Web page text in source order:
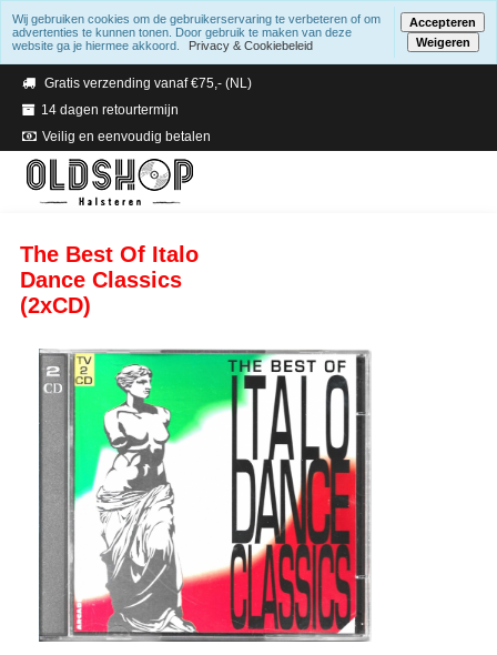
Verzending binnen 2 a 3 werkdagen
Gratis verzending vanaf €75,- (NL)
14 dagen retourtermijn
Veilig en eenvoudig betalen
The Best Of Italo
Dance Classics
(2xCD)
Wij gebruiken cookies om de gebruikerservaring te verbeteren of om
advertenties te kunnen tonen. Door gebruik te maken van deze
website ga je hiermee akkoord.
Privacy & Cookiebeleid
Accepteren
Weigeren